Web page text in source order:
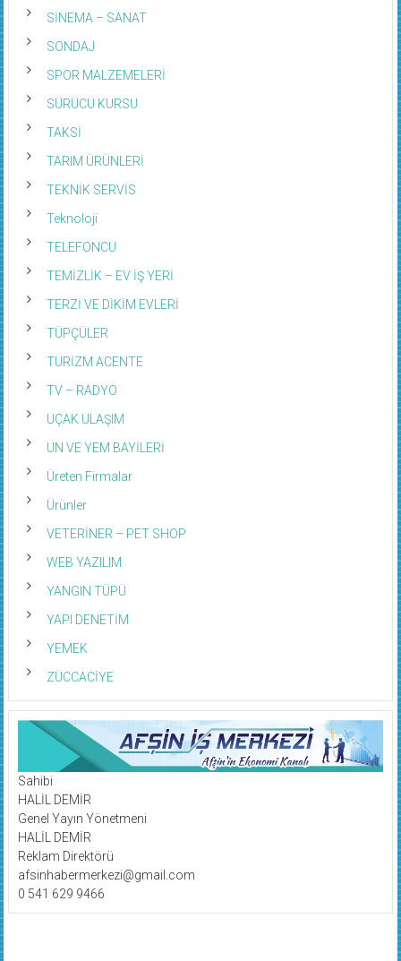
SİNEMA – SANAT
SONDAJ
SPOR MALZEMELERİ
SÜRÜCÜ KURSU
TAKSİ
TARIM ÜRÜNLERİ
TEKNİK SERVİS
Teknoloji
TELEFONCU
TEMİZLİK – EV İŞ YERİ
TERZİ VE DİKİM EVLERİ
TÜPÇÜLER
TURİZM ACENTE
TV – RADYO
UÇAK ULAŞIM
UN VE YEM BAYİLERİ
Üreten Firmalar
Ürünler
VETERİNER – PET SHOP
WEB YAZILIM
YANGIN TÜPÜ
YAPI DENETİM
YEMEK
ZÜCCACİYE
Sahibi
HALİL DEMİR
Genel Yayın Yönetmeni
HALİL DEMİR
Reklam Direktörü
afsinhabermerkezi@gmail.com
0 541 629 9466